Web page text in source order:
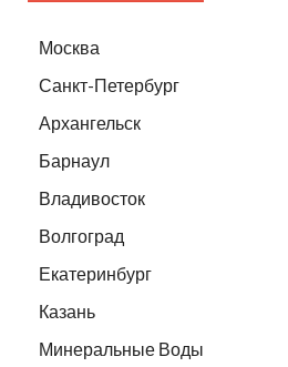
Москва
Санкт-Петербург
Архангельск
Барнаул
Владивосток
Волгоград
Екатеринбург
Казань
Минеральные Воды